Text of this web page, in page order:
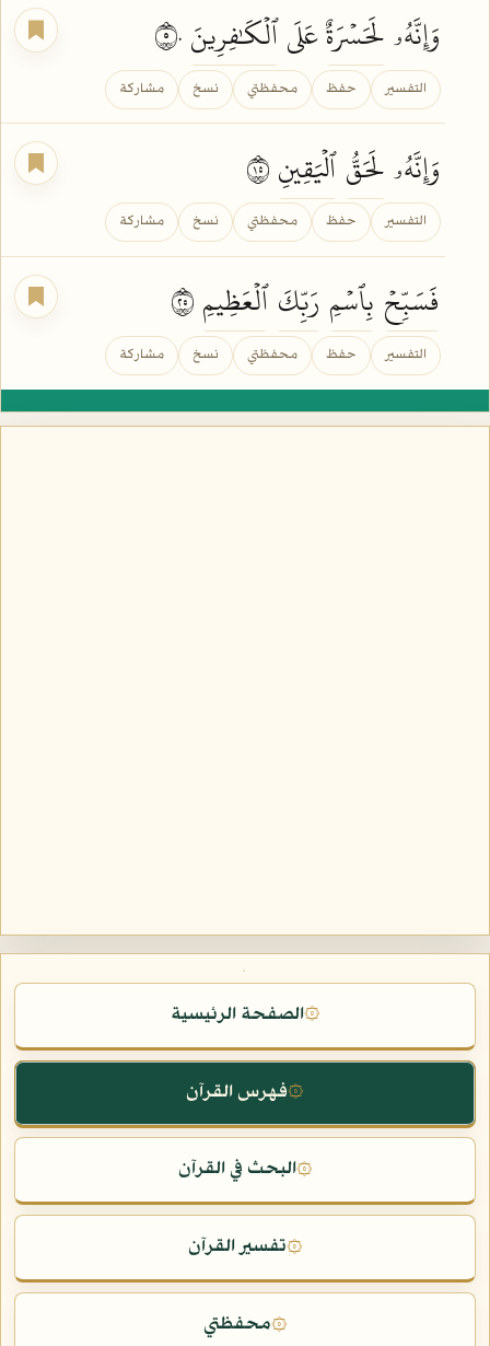
وَإِنَّهُۥلَحَسۡرَةٌعَلَىٱلۡكَٰفِرِينَ
التفسير حفظ محفظتي نسخ مشاركة
وَإِنَّهُۥلَحَقُّٱلۡيَقِينِ
التفسير حفظ محفظتي نسخ مشاركة
فَسَبِّحۡ بِٱسۡمِ رَبِّكَ ٱلۡعَظِيمِ
التفسير حفظ محفظتي نسخ مشاركة
۞الصفحة الرئيسية
۞فهرس القرآن
۞البحث في القرآن
۞تفسير القرآن
۞محفظتي